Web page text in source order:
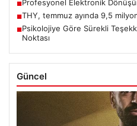
■Profesyonel Elektronik
■THY, temmuz ayında 9,5
■Psikolojiye Göre Sürekli
Noktası
Güncel